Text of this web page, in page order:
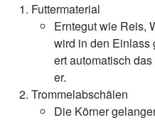
Futtermaterial
Erntegut wie Reis,
wird in den Einlass
ert automatisch
er.
Trommelabschälen
Die Körner